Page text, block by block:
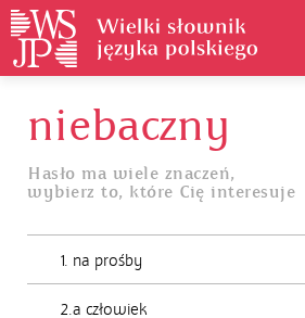
Historia słownika
Jak korzystać
niebaczny
Hasło ma wiele znaczeń,
wybierz to, które Cię interesuje
1. na prośby
2.a człowiek